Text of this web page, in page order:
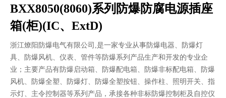
BXX8050(8060)系列防爆防腐电源插座
箱(柜)(IC、ExtD)
浙江燎阳防爆电气有限公司,是一家专业从事防爆电器、防爆灯
具、防爆风机、仪表、管件等防爆系列产品生产和开发的专业企
业；主要产品有防爆启动箱、防爆配电箱、防爆非标配电箱、防爆
风机、防爆全塑、防爆灯、防爆全塑按钮、操作柱、照明开关、指
示灯、主令控制器等系列产品，承接各种非标防爆控制柜及自控仪